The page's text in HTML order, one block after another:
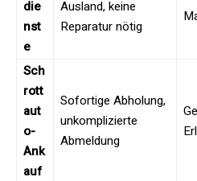
die
nst
e
Ausland, keine
Reparatur nötig
Sch
rott
aut
o-
Ank
auf
Sofortige Abholung,
unkomplizierte
Abmeldung